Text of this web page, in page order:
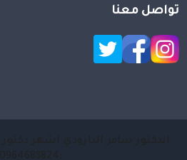
تواصل معنا
الدكتور سامر البارودي اشهر